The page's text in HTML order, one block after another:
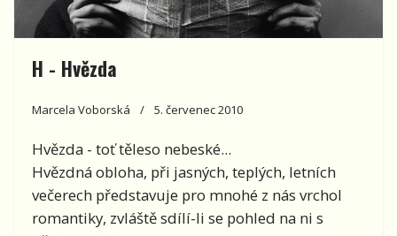
H - Hvězda
Marcela Voborská 5. červenec 2010
Hvězda - toť těleso nebeské...
Hvězdná obloha, při jasných, teplých, letních
večerech představuje pro mnohé z nás vrchol
romantiky, zvláště sdílí-li se pohled na ni s